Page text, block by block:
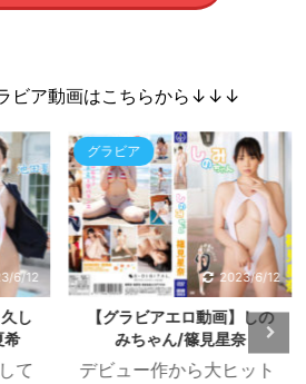
ビア動画はこちらから↓↓↓
6/12
し
て
グラビア
2023/6/12
【グラビアエロ動画】しの
みちゃん/篠見星奈
デビュー作から大ヒット